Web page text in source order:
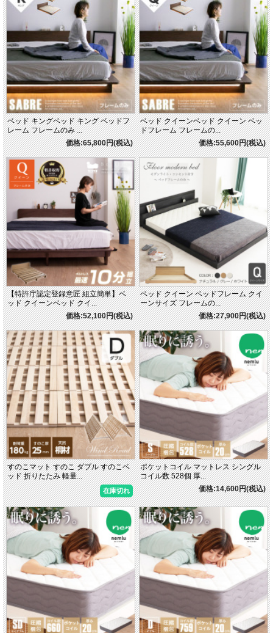
ベッド キングベッド キング ベッドフ
レーム フレームのみ ...
価格:65,800円(税込)
ベッド クイーンベッド クイーン ベッ
ドフレーム フレームの...
価格:55,600円(税込)
【特許庁認定登録意匠 組立簡単】ベ
ッド クイーンベッド クイ...
価格:52,100円(税込)
ベッド クイーン ベッドフレーム クイ
ーンサイズ フレームの...
価格:27,900円(税込)
すのこマット すのこ ダブル すのこベ
ッド 折りたたみ 軽量...
在庫切れ
ポケットコイル マットレス シングル
コイル数 528個 厚...
価格:14,600円(税込)